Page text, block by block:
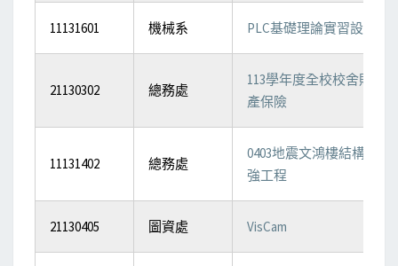
11131601 機械系 PLC基礎理論實習設備
21130302 總務處
113學年度全校校舍財
產保險
11131402 總務處
0403地震文鴻樓結構補
強工程
21130405 圖資處 VisCam